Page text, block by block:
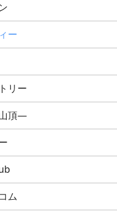
ー
リー
頂―
ム